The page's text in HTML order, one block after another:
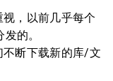
，以前几乎每个
的。
断下载新的库/文